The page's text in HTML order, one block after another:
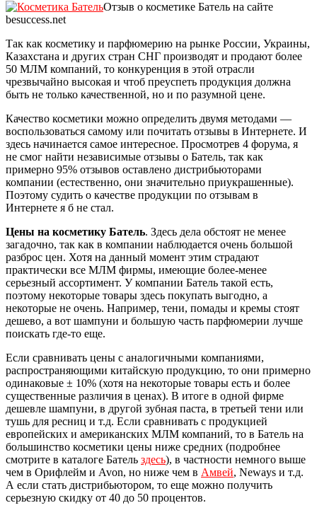
Отзыв о косметике Батель на сайте
besuccess.net
Так как косметику и парфюмерию на рынке России, Украины,
Казахстана и других стран СНГ производят и продают более
50 МЛМ компаний, то конкуренция в этой отрасли
чрезвычайно высокая и чтоб преуспеть продукция должна
быть не только качественной, но и по разумной цене.
Качество косметики можно определить двумя методами —
воспользоваться самому или почитать отзывы в Интернете. И
здесь начинается самое интересное. Просмотрев 4 форума, я
не смог найти независимые отзывы о Батель, так как
примерно 95% отзывов оставлено дистрибьюторами
компании (естественно, они значительно приукрашенные).
Поэтому судить о качестве продукции по отзывам в
Интернете я б не стал.
Цены на косметику Батель. Здесь дела обстоят не менее
загадочно, так как в компании наблюдается очень большой
разброс цен. Хотя на данный момент этим страдают
практически все МЛМ фирмы, имеющие более-менее
серьезный ассортимент. У компании Батель такой есть,
поэтому некоторые товары здесь покупать выгодно, а
некоторые не очень. Например, тени, помады и кремы стоят
дешево, а вот шампуни и большую часть парфюмерии лучше
поискать где-то еще.
Если сравнивать цены с аналогичными компаниями,
распространяющими китайскую продукцию, то они примерно
одинаковые ± 10% (хотя на некоторые товары есть и более
существенные различия в ценах). В итоге в одной фирме
дешевле шампуни, в другой зубная паста, в третьей тени или
тушь для ресниц и т.д. Если сравнивать с продукцией
европейских и американских МЛМ компаний, то в Батель на
большинство косметики цены ниже средних (подробнее
смотрите в каталоге Батель здесь), в частности немного выше
чем в Орифлейм и Avon, но ниже чем в Амвей, Neways и т.д.
А если стать дистрибьютором, то еще можно получить
серьезную скидку от 40 до 50 процентов.